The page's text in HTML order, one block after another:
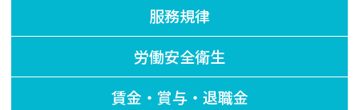
服務規律
労働安全衛生
賃金・賞与・退職金